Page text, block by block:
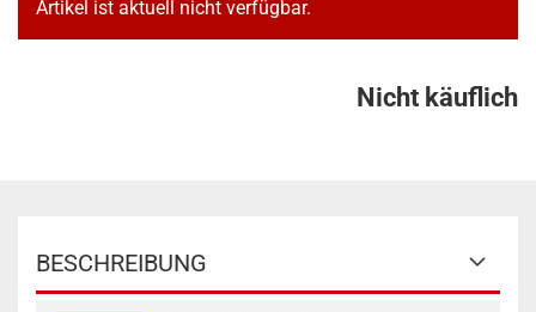
Artikel ist aktuell nicht verfügbar.
Nicht käuflich
BESCHREIBUNG